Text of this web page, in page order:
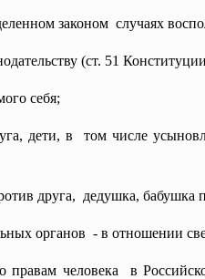
законом случаях
(ст. 51
себя;
дети, в том числе
друга, дедушка, бабушка
органов - в отношении
правам человека в